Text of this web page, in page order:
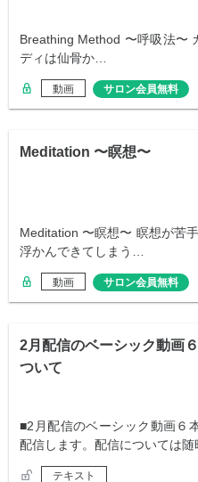
Breathing Method 〜呼吸法〜
ディは仙骨か…
動画 サロン会員無料
Meditation 〜瞑想〜
Meditation 〜瞑想〜 瞑想が苦
浮かんできてしまう…
動画 サロン会員無料
2月配信のベーシック動画
ついて
■2月配信のベーシック動画６
配信します。配信については
テキスト